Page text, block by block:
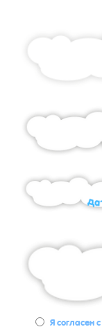
Я согласен с